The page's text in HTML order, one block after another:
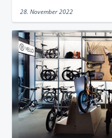
28. November 2022